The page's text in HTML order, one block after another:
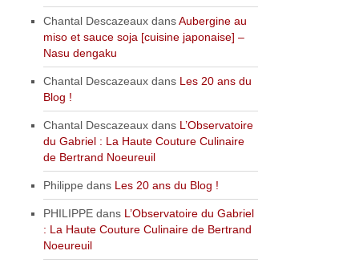
Chantal Descazeaux dansAubergine au
miso et sauce soja [cuisine japonaise] –
Nasu dengaku
Chantal Descazeaux dans Les 20 ans du
Blog !
Chantal Descazeaux dans L’Observatoire
du Gabriel : La Haute Couture Culinaire
de Bertrand Noeureuil
Philippe dans Les 20 ans du Blog !
PHILIPPE dans L’Observatoire du Gabriel
: La Haute Couture Culinaire de Bertrand
Noeureuil